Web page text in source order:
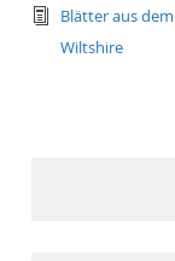
text/
Blätter aus
Wiltshire